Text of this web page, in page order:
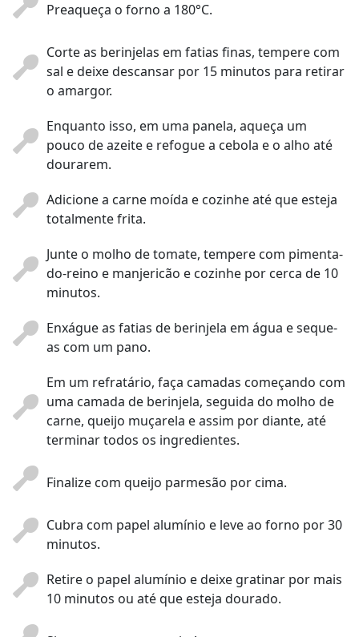
Preaqueça o forno a 180°C.
Corte as berinjelas em fatias finas, tempere com
sal e deixe descansar por 15 minutos para retirar
o amargor.
Enquanto isso, em uma panela, aqueça um
pouco de azeite e refogue a cebola e o alho até
dourarem.
Adicione a carne moída e cozinhe até que esteja
totalmente frita.
Junte o molho de tomate, tempere com pimenta-
do-reino e manjericão e cozinhe por cerca de 10
minutos.
Enxágue as fatias de berinjela em água e seque-
as com um pano.
Em um refratário, faça camadas começando com
uma camada de berinjela, seguida do molho de
carne, queijo muçarela e assim por diante, até
terminar todos os ingredientes.
Finalize com queijo parmesão por cima.
Cubra com papel alumínio e leve ao forno por 30
minutos.
Retire o papel alumínio e deixe gratinar por mais
10 minutos ou até que esteja dourado.